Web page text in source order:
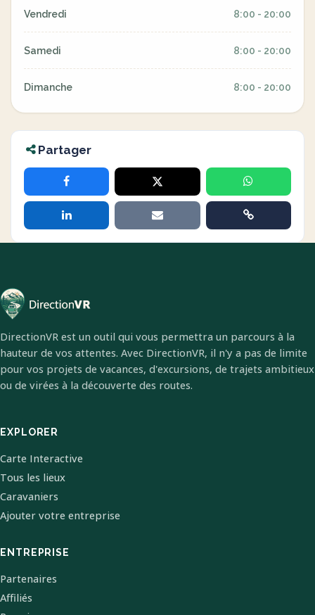
Vendredi 8:00 - 20:00
Samedi 8:00 - 20:00
Dimanche 8:00 - 20:00
Partager
DirectionVR est un outil qui vous permettra un parcours à la
hauteur de vos attentes. Avec DirectionVR, il n'y a pas de limite
pour vos projets de vacances, d'excursions, de trajets ambitieux
ou de virées à la découverte des routes.
EXPLORER
Carte Interactive
Tous les lieux
Caravaniers
Ajouter votre entreprise
ENTREPRISE
Partenaires
Affiliés